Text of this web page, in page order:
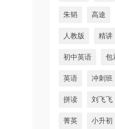
朱韬 高途
人教版 精讲
初中英语 包
英语 冲刺班
拼读 刘飞飞
菁英 小升初